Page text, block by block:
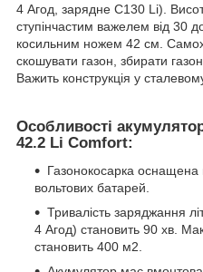
4 Агод, зарядне C130 Li).
ступінчастим важелем від 30
косильним ножем 42 см.
скошувати газон, збирати
Важить конструкція у
Особливості
42.2 Li Comfort:
Газонокосарка оснащена
вольтових батарей.
Тривалість заряджання
4 Агод) становить 90 хв.
становить 400 м2